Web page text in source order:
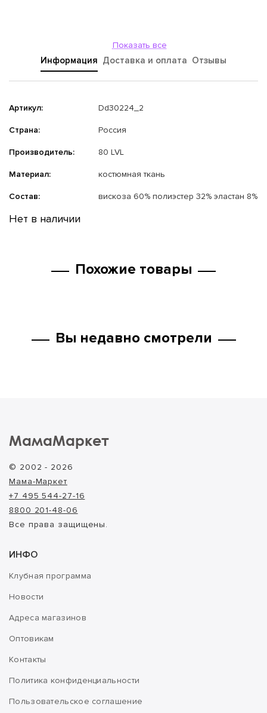
Показать все
Информация Доставка и оплата Отзывы
Артикул: Dd30224_2
Страна: Россия
Производитель: 80 LVL
Материал: костюмная ткань
Состав: вискоза 60% полиэстер 32% эластан 8%
Нет в наличии
Похожие товары
Вы недавно смотрели
МамаМаркет
© 2002 - 2026
Мама-Маркет
+7 495 544-27-16
8800 201-48-06
Все права защищены.
ИНФО
Клубная программа
Новости
Адреса магазинов
Оптовикам
Контакты
Политика конфиденциальности
Пользовательское соглашение